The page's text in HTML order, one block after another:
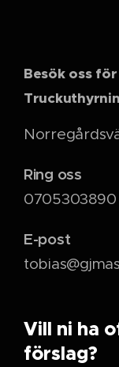
Besök oss
Ring oss
E-post
Vill ni ha
förslag?